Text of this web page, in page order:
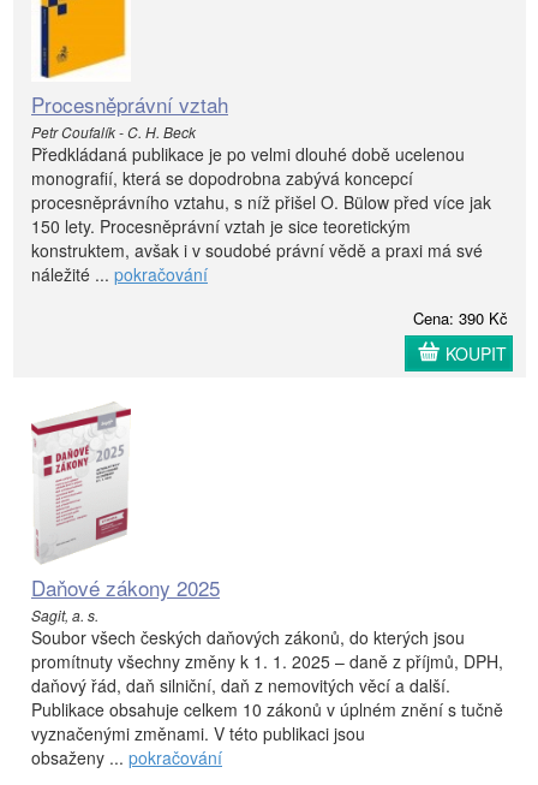
Procesněprávní vztah
Petr Coufalík - C. H. Beck
Předkládaná publikace je po velmi dlouhé době ucelenou
monografií, která se dopodrobna zabývá koncepcí
procesněprávního vztahu, s níž přišel O. Bülow před více jak
150 lety. Procesněprávní vztah je sice teoretickým
konstruktem, avšak i v soudobé právní vědě a praxi má své
náležité ... pokračování
Cena: 390 Kč
KOUPIT
Daňové zákony 2025
Sagit, a. s.
Soubor všech českých daňových zákonů, do kterých jsou
promítnuty všechny změny k 1. 1. 2025 – daně z příjmů, DPH,
daňový řád, daň silniční, daň z nemovitých věcí a další.
Publikace obsahuje celkem 10 zákonů v úplném znění s tučně
vyznačenými změnami. V této publikaci jsou
obsaženy ... pokračování